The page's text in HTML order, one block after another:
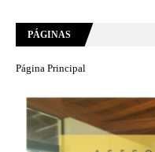
PÁGINAS
Página Principal